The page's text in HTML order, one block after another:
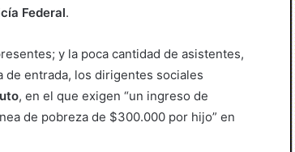
Federal.
y la poca cantidad de asistentes,
de entrada, los dirigentes sociales
, en el que exigen “un ingreso de
de pobreza de $300.000 por hijo” en